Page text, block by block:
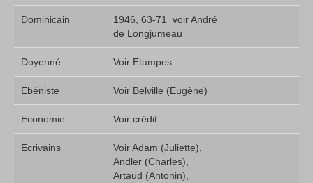
Dominicain
1946, 63-71  voir André
de Longjumeau
Doyenné Voir Etampes
Ebéniste Voir Belville (Eugène)
Economie Voir crédit
Ecrivains
Voir Adam (Juliette),
Andler (Charles),
Artaud (Antonin),